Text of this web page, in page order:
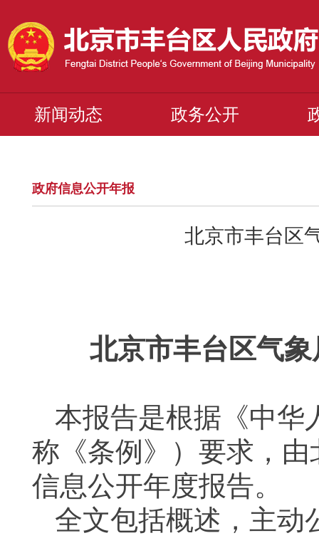
新闻动态 政务公开
政府信息公开年报
北京市丰台区
北京市丰台区气象
本报告是根据《中华
称《条例》）要求，
信息公开年度报告。
全文包括概述，主动